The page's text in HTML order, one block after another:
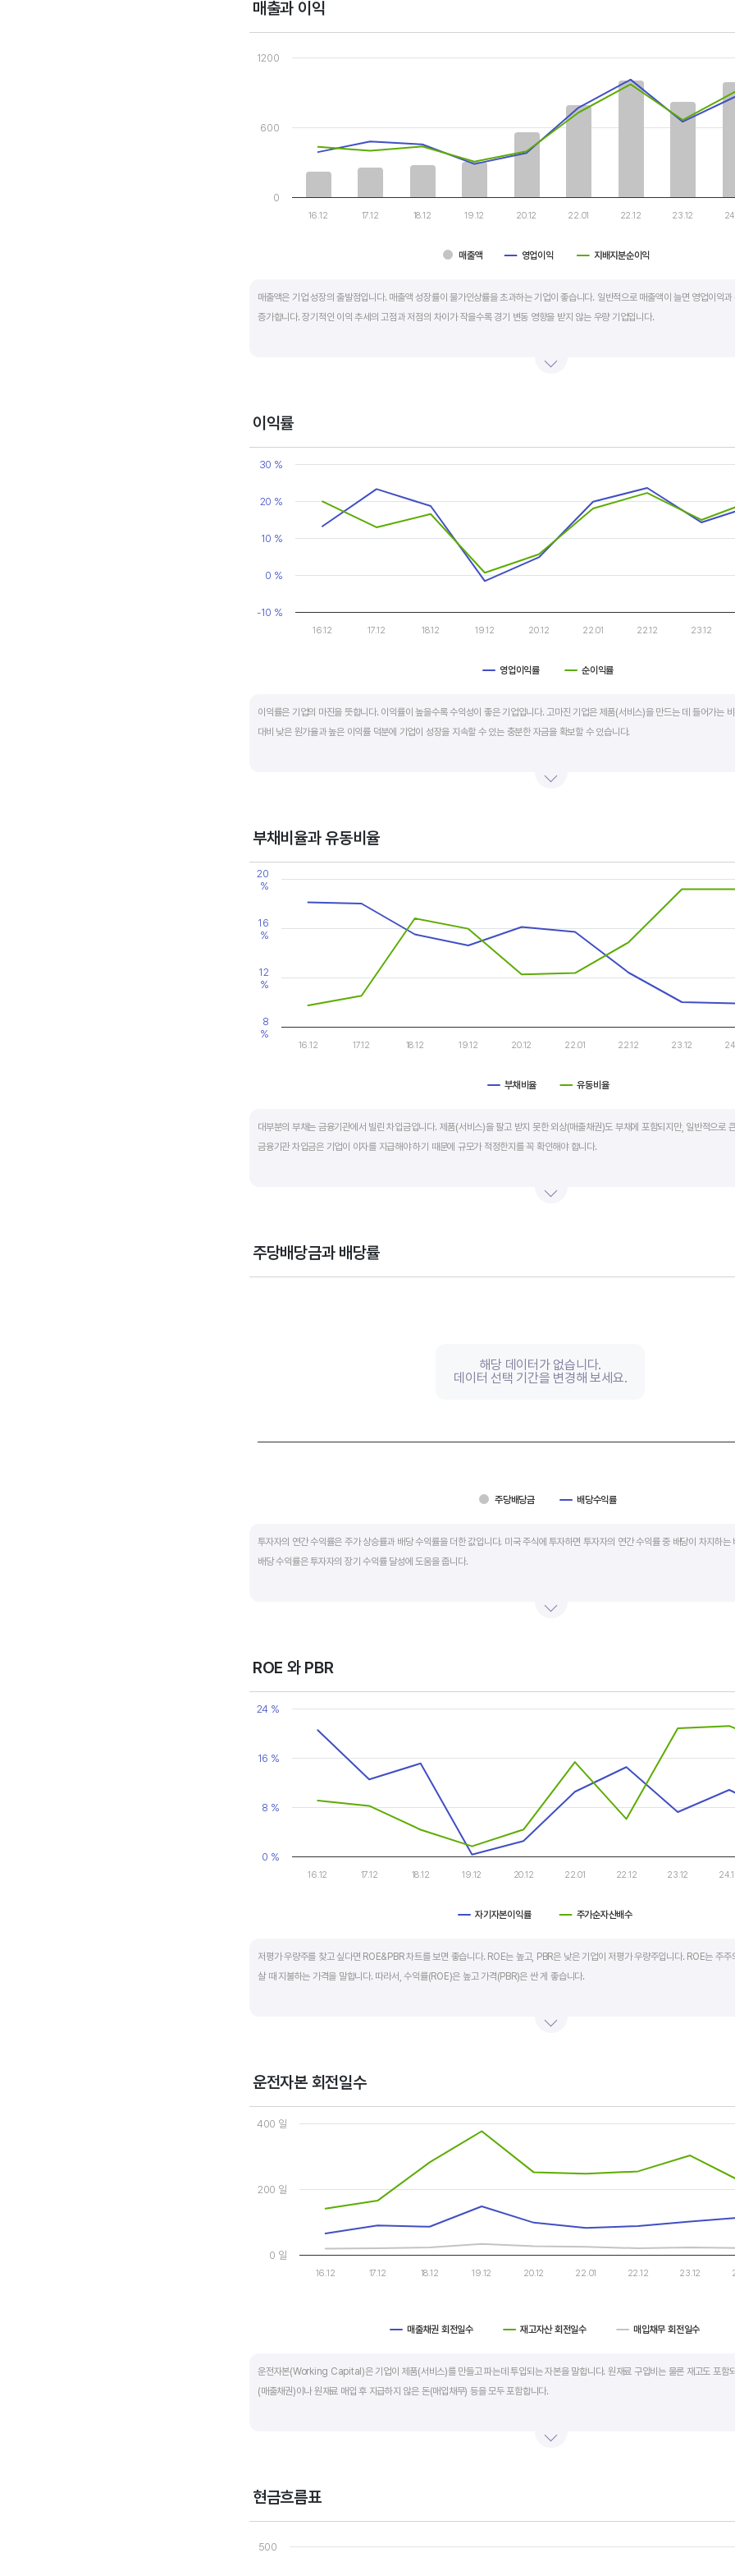
매출과 이익
Chart
View as data table, Chart
매출액 영업이익 지배지분순이익
16.12 17.12 18.12 19.12 20.12 22.01 22.12 23.12
0
600
1200
매출액은 기업 성장의 출발점입니다. 매출액 성장률이 물가인상률을 초과하는 기업이 좋습니다. 일반적으로 매출액이 늘면 영업이익
증가합니다. 장기적인 이익 추세의 고점과 저점의 차이가 작을수록 경기 변동 영향을 받지 않는 우량 기업입니다.
매출액, 영업이익, 순이익 모두 우상향 하는 기업은 주가도 꾸준히 상승합니다. 주가 상승의 출발점이 꾸준한 매출액 증가에서 시작한다
이익률
Chart
Line chart with 2 lines.
The chart has 1 X axis displaying categories.
The chart has 1 Y axis displaying values. Data ranges from -1.65 to 23.55.
영업이익률 순이익률
16.12 17.12 18.12 19.12 20.12 22.01 22.12 23.12
-10 %
0 %
10 %
20 %
30 %
이익률은 기업의 마진을 뜻합니다. 이익률이 높을수록 수익성이 좋은 기업입니다. 고마진 기업은 제품(서비스)을 만드는 데 들어가는
대비 낮은 원가율과 높은 이익률 덕분에 기업이 성장을 지속할 수 있는 충분한 자금을 확보할 수 있습니다.
부채비율과 유동비율
Chart
Line chart with 2 lines.
View as data table, Chart
The chart has 1 X axis displaying categories.
The chart has 2 Y axes displaying values, and values.
부채비율 유동비율
16.12 17.12 18.12 19.12 20.12 22.01 22.12 23.12
8
%
12
%
16
%
20
%
대부분의 부채는 금융기관에서 빌린 차입금입니다. 제품(서비스)을 팔고 받지 못한 외상(매출채권)도 부채에 포함되지만, 일반적으로
금융기관 차입금은 기업이 이자를 지급해야 하기 때문에 규모가 적정한지를 꼭 확인해야 합니다.
주당배당금과 배당률
Chart
주당배당금 배당수익률
해당 데이터가 없습니다.
데이터 선택 기간을 변경해 보세요.
투자자의 연간 수익률은 주가 상승률과 배당 수익률을 더한 값입니다. 미국 주식에 투자하면 투자자의 연간 수익률 중 배당이 차지하
배당 수익률은 투자자의 장기 수익률 달성에 도움을 줍니다.
매력이 있는 기업이고 배당수익률은 높을수록 좋습니다.
ROE 와 PBR
Chart
Line chart with 2 lines.
The chart has 1 X axis displaying categories.
The chart has 2 Y axes displaying values, and values.
자기자본이익률 주가순자산배수
16.12 17.12 18.12 19.12 20.12 22.01 22.12 23.12
0 %
8 %
16 %
24 %
저평가 우량주를 찾고 싶다면 ROE&PBR 차트를 보면 좋습니다. ROE는 높고, PBR은 낮은 기업이 저평가 우량주입니다. ROE는 주주
살 때 지불하는 가격을 말합니다. 따라서, 수익률(ROE)은 높고 가격(PBR)은 싼 게 좋습니다.
ROE는 자기자본이익률이라고 하며 (순이익/자본총계)*100% 로 계산합니다. PBR은 주가순자산배수라고 하며 (시가총액/자본총계)
운전자본 회전일수
Chart
Line chart with 3 lines.
The chart has 1 X axis displaying categories.
The chart has 2 Y axes displaying values, and values.
매출채권 회전일수 재고자산 회전일수 매입채무 회전일수
16.12 17.12 18.12 19.12 20.12 22.01 22.12 23.12
0 일
200 일
400 일
운전자본(Working Capital)은 기업이 제품(서비스)를 만들고 파는데 투입되는 자본을 말합니다. 원재료 구입비는 물론 재고도 포함
(매출채권)이나 원재료 매입 후 지급하지 않은 돈(매입채무) 등을 모두 포함합니다.
운전자본 회전일수는 낮을 수록 좋습니다. 운전자본 회전일수가 낮으면 회사의 현금 회전이 빠릅니다. 현금 → 원재료 → 제품 → 매출
운전자본 회전일수는 매출채권 회전일수 + 재고자산 회전일수 - 매입채무 회전일수로 계산합니다. 매출채권 회전일수는 제품 판매 후
회수하는데 걸리는 일수를 말하며 낮을수록 좋습니다. 재고자산 회전일수는 원재료를 매입해 생산, 판매할 때까지 걸리는 일수를 말하
현금흐름표
Chart
View as data table, Chart
500